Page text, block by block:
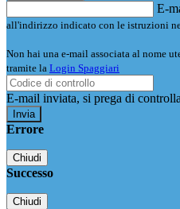
E-
all'indirizzo indicato con le istruzioni
Non hai una e-mail associata al nome
tramite la Login Spaggiari
E-mail inviata, si prega di
Errore
Chiudi
Successo
Chiudi